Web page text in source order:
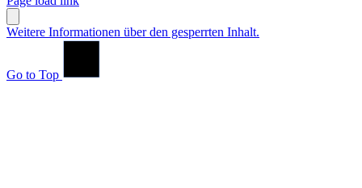
Weitere Informationen über den gesperrten Inhalt.
Go to Top